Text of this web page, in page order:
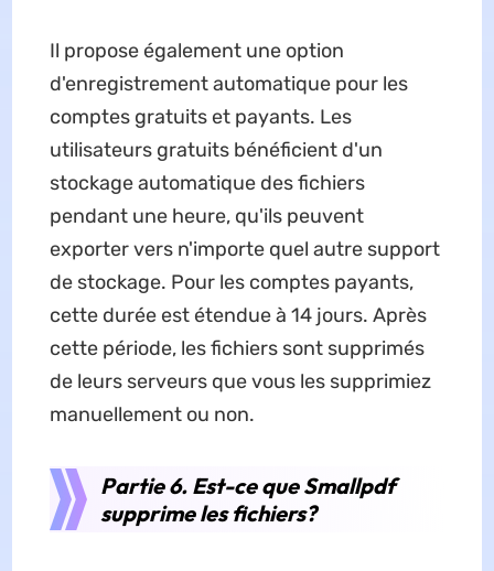
Il propose également une option
d'enregistrement automatique pour les
comptes gratuits et payants. Les
utilisateurs gratuits bénéficient d'un
stockage automatique des fichiers
pendant une heure, qu'ils peuvent
exporter vers n'importe quel autre support
de stockage. Pour les comptes payants,
cette durée est étendue à 14 jours. Après
cette période, les fichiers sont supprimés
de leurs serveurs que vous les supprimiez
manuellement ou non.
Partie 6. Est-ce que Smallpdf
supprime les fichiers?